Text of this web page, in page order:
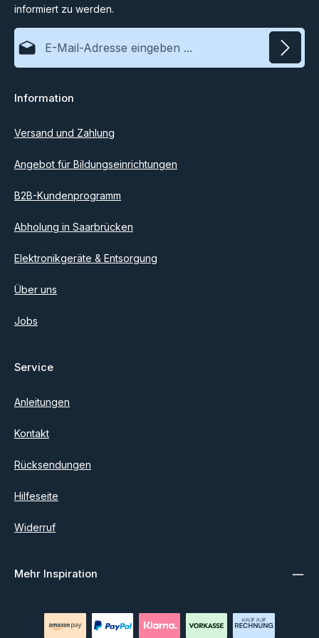
Bausatz: Relais mit Infrarot-Näherungssensor
informiert zu werden.
E-Mail-Adresse*
Ich habe dieDatenschutzbestimmungen
einverstanden.
Information
Versand und Zahlung
Angebot für Bildungseinrichtungen
B2B-Kundenprogramm
Abholung in Saarbrücken
Elektronikgeräte & Entsorgung
Über uns
Jobs
Service
Anleitungen
Kontakt
Rücksendungen
Hilfeseite
Widerruf
Mehr Inspiration